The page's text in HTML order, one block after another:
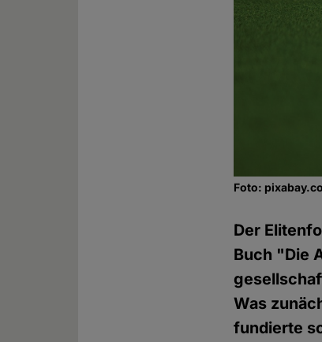
Foto:
Der
Buch "Die
Was
fundierte